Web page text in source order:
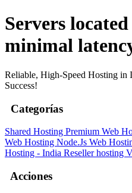
Servers
minimal
Reliable, High-Speed Hosting in
Success!
Categorías
Shared Hosting Premium Web
Web Hosting Node.Js Web
Hosting - India Reseller hosting
Acciones